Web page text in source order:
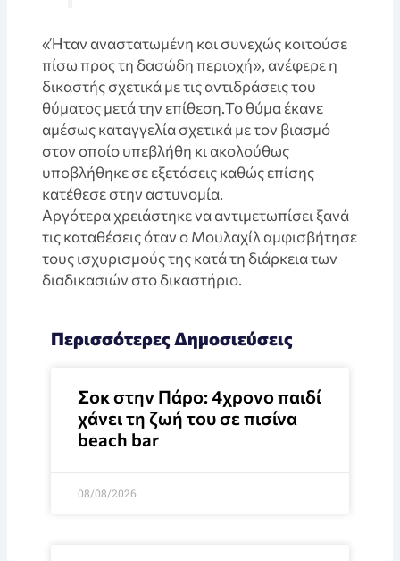
«Ήταν αναστατωμένη και συνεχώς κοιτούσε
πίσω προς τη δασώδη περιοχή», ανέφερε η
δικαστής σχετικά με τις αντιδράσεις του
θύματος μετά την επίθεση.Το θύμα έκανε
αμέσως καταγγελία σχετικά με τον βιασμό
στον οποίο υπεβλήθη κι ακολούθως
υποβλήθηκε σε εξετάσεις καθώς επίσης
κατέθεσε στην αστυνομία.
Αργότερα χρειάστηκε να αντιμετωπίσει ξανά
τις καταθέσεις όταν ο Μουλαχίλ αμφισβήτησε
τους ισχυρισμούς της κατά τη διάρκεια των
διαδικασιών στο δικαστήριο.
Περισσότερες Δημοσιεύσεις
Σοκ στην Πάρο: 4χρονο παιδί
χάνει τη ζωή του σε πισίνα
beach bar
08/08/2026